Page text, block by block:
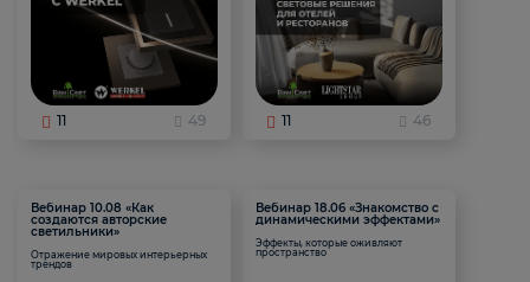
11 49 11 46
Вебинар 10.08 «Как
создаются авторские
светильники»
Отражение мировых интерьерных
трендов
Вебинар 18.06 «Знакомство с
динамическими эффектами»
Эффекты, которые оживляют
пространство